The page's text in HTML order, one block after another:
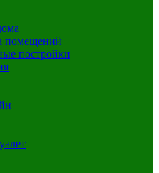
помещений
постройки